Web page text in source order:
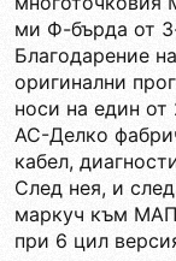
ми Ф-бърда от
Благодарение
оригинални
носи на един
АС-Делко
кабел,
След нея, и
маркуч към
при 6 цил